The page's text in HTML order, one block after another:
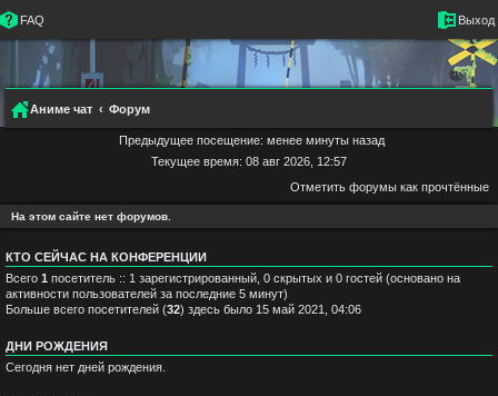
FAQ Выход
Аниме чат Форум
Предыдущее посещение: менее минуты назад
Текущее время: 08 авг 2026, 12:57
Отметить форумы как прочтённые
На этом сайте нет форумов.
КТО СЕЙЧАС НА КОНФЕРЕНЦИИ
Всего 1 посетитель :: 1 зарегистрированный, 0 скрытых и 0 гостей (основано на
активности пользователей за последние 5 минут)
Больше всего посетителей (32) здесь было 15 май 2021, 04:06
ДНИ РОЖДЕНИЯ
Сегодня нет дней рождения.